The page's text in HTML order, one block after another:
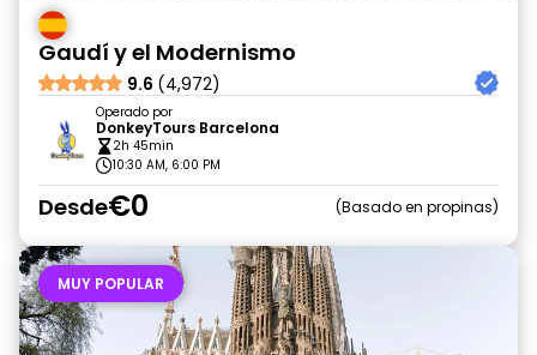
Gaudí y el Modernismo
9.6 (4,972)
Operado por
DonkeyTours Barcelona
2h 45min
10:30 AM, 6:00 PM
Desde€0 Basado en propinas
MUY POPULAR